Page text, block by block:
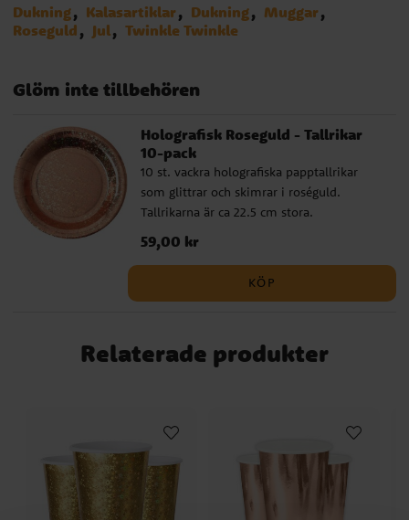
Dukning Kalasartiklar Dukning
Muggar
Roseguld
Jul Twinkle Twinkle
Glöm inte tillbehören
Holografisk Roseguld - Tallrikar
10-pack
10 st. vackra holografiska papptallrikar
som glittrar och skimrar i roséguld.
Tallrikarna är ca 22.5 cm stora.
Pris:59,00 kr
59,00 kr
KÖP
Relaterade produkter